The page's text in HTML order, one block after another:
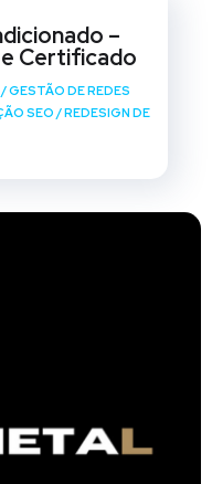
–
Certificado
/GESTÃO DE REDES
SEO /REDESIGN DE